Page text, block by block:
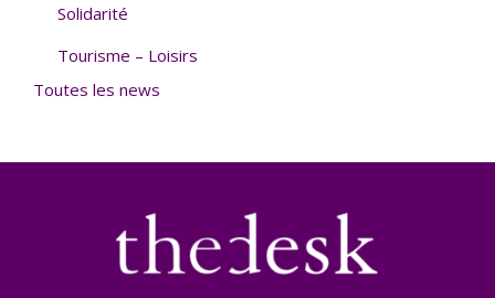
Solidarité
Tourisme – Loisirs
Toutes les news